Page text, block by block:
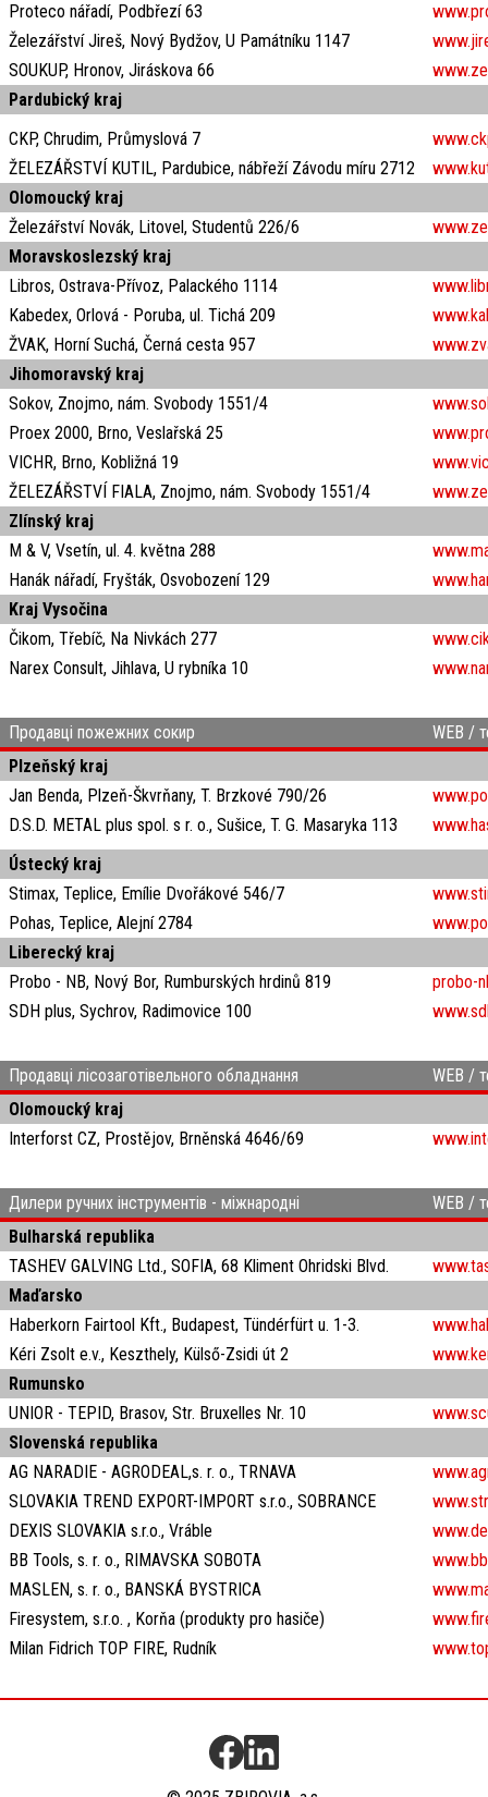
Proteco nářadí, Podbřezí 63
Železářství Jireš, Nový Bydžov, U Památníku 1147
SOUKUP, Hronov, Jiráskova 66
Pardubický kraj
CKP, Chrudim, Průmyslová 7
ŽELEZÁŘSTVÍ KUTIL, Pardubice, nábřeží Závodu míru 2712
Olomoucký kraj
Železářství Novák, Litovel, Studentů 226/6
Moravskoslezský kraj
Libros, Ostrava-Přívoz, Palackého 1114
Kabedex, Orlová - Poruba, ul. Tichá 209
ŽVAK, Horní Suchá, Černá cesta 957
Jihomoravský kraj
Sokov, Znojmo, nám. Svobody 1551/4
Proex 2000, Brno, Veslařská 25
VICHR, Brno, Kobližná 19
ŽELEZÁŘSTVÍ FIALA, Znojmo, nám. Svobody 1551/4
Zlínský kraj
M & V, Vsetín, ul. 4. května 288
Hanák nářadí, Fryšták, Osvobození 129
Kraj Vysočina
Čikom, Třebíč, Na Nivkách 277
Narex Consult, Jihlava, U rybníka 10
Продавці пожежних сокир
WEB /
Plzeňský kraj
Jan Benda, Plzeň-Škvrňany, T. Brzkové 790/26
D.S.D. METAL plus spol. s r. o., Sušice, T. G. Masaryka 113
Ústecký kraj
Stimax, Teplice, Emílie Dvořákové 546/7
Pohas, Teplice, Alejní 2784
Liberecký kraj
Probo - NB, Nový Bor, Rumburských hrdinů 819
probo-
SDH plus, Sychrov, Radimovice 100
Продавці лісозаготівельного обладнання
WEB /
Olomoucký kraj
Interforst CZ, Prostějov, Brněnská 4646/69
Дилери ручних інструментів - міжнародні
WEB /
Bulharská republika
TASHEV GALVING Ltd., SOFIA, 68 Kliment Ohridski Blvd.
Maďarsko
Haberkorn Fairtool Kft., Budapest, Tündérfürt u. 1-3.
Kéri Zsolt e.v., Keszthely, Külső-Zsidi út 2
Rumunsko
UNIOR - TEPID, Brasov, Str. Bruxelles Nr. 10
Slovenská republika
AG NARADIE - AGRODEAL,s. r. o., TRNAVA
SLOVAKIA TREND EXPORT-IMPORT s.r.o., SOBRANCE
DEXIS SLOVAKIA s.r.o., Vráble
BB Tools, s. r. o., RIMAVSKA SOBOTA
MASLEN, s. r. o., BANSKÁ BYSTRICA
Firesystem, s.r.o. , Korňa (produkty pro hasiče)
Milan Fidrich TOP FIRE, Rudník